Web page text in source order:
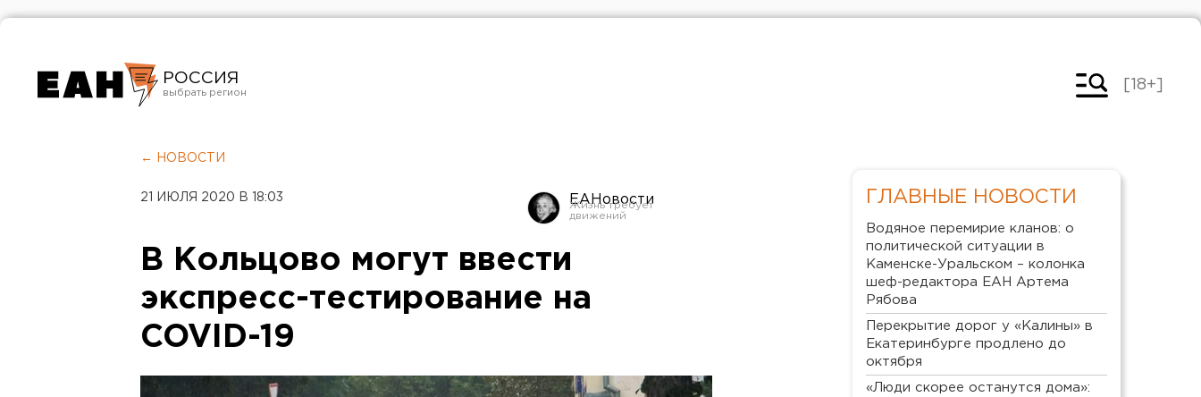
РОССИЯ
Челябинск
[18+]
← НОВОСТИ
21 ИЮЛЯ 2020 В 18:03 ЕАНовости
В Кольцово могут ввести
экспресс-тестирование на
COVID-19
ГЛАВНЫЕ НОВОСТИ
Водяное перемирие кланов: о
политической ситуации в
Каменске-Уральском – колонка
шеф-редактора ЕАН Артема
Рябова
Перекрытие дорог у «Калины» в
Екатеринбурге продлено до
октября
«Люди скорее останутся дома»: